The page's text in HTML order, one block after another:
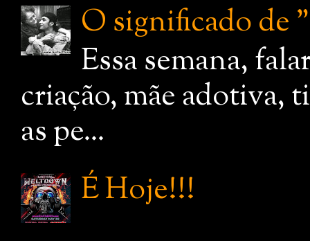
O significado de
Essa semana,
criação, mãe adotiva,
as pe...
É Hoje!!!